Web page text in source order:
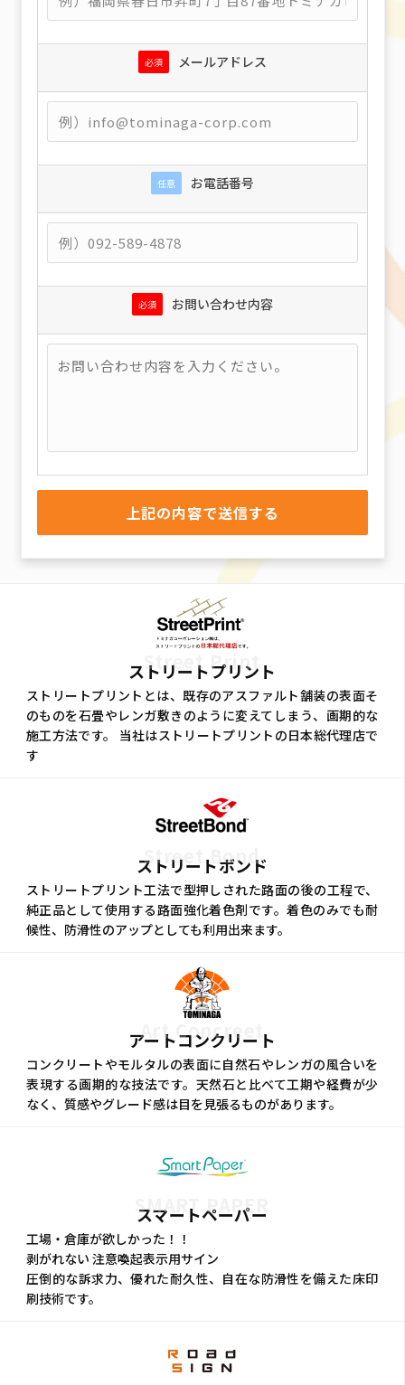
必須 メールアドレス
任意 お電話番号
必須 お問い合わせ内容
Street Print
ストリートプリント
ストリートプリントとは、既存のアスファルト舗装の表面そ
のものを石畳やレンガ敷きのように変えてしまう、画期的な
施工方法です。 当社はストリートプリントの日本総代理店で
す
Street Bond
ストリートボンド
ストリートプリント工法で型押しされた路面の後の工程で、
純正品として使用する路面強化着色剤です。着色のみでも耐
候性、防滑性のアップとしても利用出来ます。
Art Concreet
アートコンクリート
コンクリートやモルタルの表面に自然石やレンガの風合いを
表現する画期的な技法です。天然石と比べて工期や経費が少
なく、質感やグレード感は目を見張るものがあります。
SMART PAPER
スマートペーパー
工場・倉庫が欲しかった！！
剥がれない 注意喚起表示用サイン
圧倒的な訴求力、優れた耐久性、自在な防滑性を備えた床印
刷技術です。